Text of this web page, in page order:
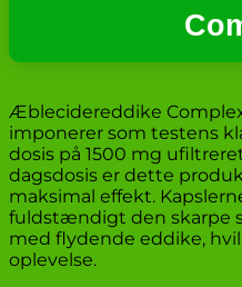
Æblecidereddike
imponerer som testens
dosis på 1500 mg
dagsdosis er dette
maksimal effekt.
fuldstændigt den skarpe
med flydende eddike,
oplevelse.